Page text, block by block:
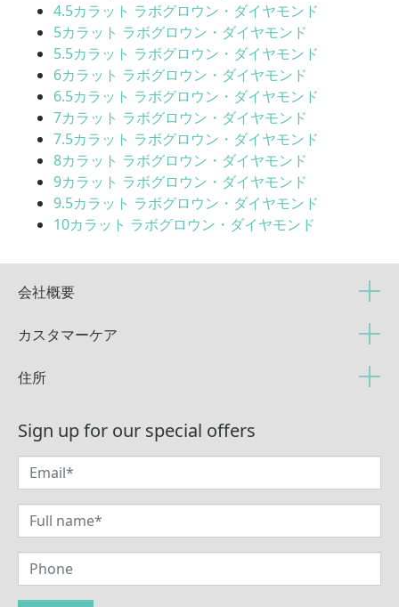
4.5カラット ラボグロウン・ダイヤモンド
5カラット ラボグロウン・ダイヤモンド
5.5カラット ラボグロウン・ダイヤモンド
6カラット ラボグロウン・ダイヤモンド
6.5カラット ラボグロウン・ダイヤモンド
7カラット ラボグロウン・ダイヤモンド
7.5カラット ラボグロウン・ダイヤモンド
8カラット ラボグロウン・ダイヤモンド
9カラット ラボグロウン・ダイヤモンド
9.5カラット ラボグロウン・ダイヤモンド
10カラット ラボグロウン・ダイヤモンド
会社概要
カスタマーケア
住所
Sign up for our special offers